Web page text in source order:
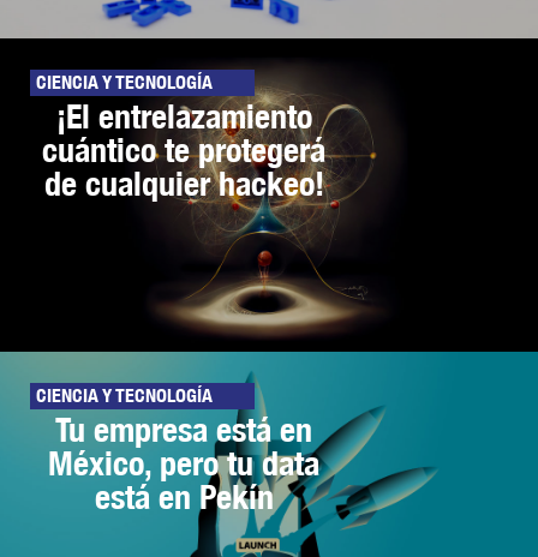
CIENCIA Y TECNOLOGÍA
¡El entrelazamiento
cuántico te protegerá
de cualquier hackeo!
CIENCIA Y TECNOLOGÍA
Tu empresa está en
México, pero tu data
está en Pekín